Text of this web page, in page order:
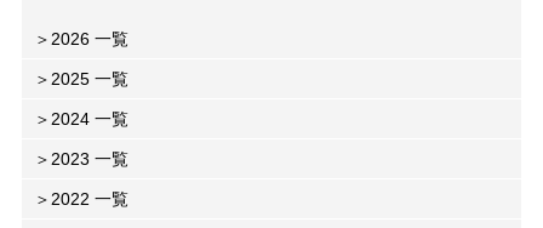
2026 一覧
2025 一覧
2024 一覧
2023 一覧
2022 一覧